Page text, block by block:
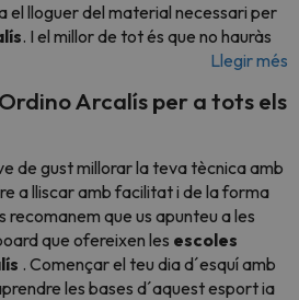
el lloguer del material necessari per
. I el millor de tot és que no hauràs
Llegir més
Arcalís per a tots els
de gust millorar la teva tècnica amb
a lliscar amb facilitat i de la forma
recomanem que us apunteu a les
que ofereixen les escoles
. Començar el teu dia d´esquí amb
les bases d´aquest esport ia